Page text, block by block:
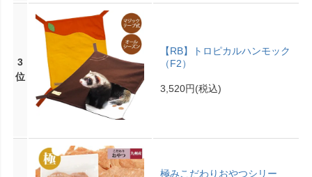
3
位
【RB】トロピカルハンモック
（F2）
3,520円(税込)
極みこだわりおやつシリー